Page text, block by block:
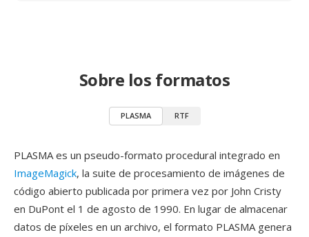
Sobre los formatos
PLASMA RTF
PLASMA es un pseudo-formato procedural integrado en
ImageMagick, la suite de procesamiento de imágenes de
código abierto publicada por primera vez por John Cristy
en DuPont el 1 de agosto de 1990. En lugar de almacenar
datos de píxeles en un archivo, el formato PLASMA genera